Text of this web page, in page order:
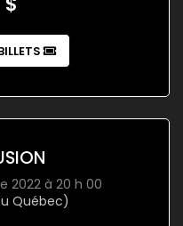
2022 à 20 h 00
Québec)